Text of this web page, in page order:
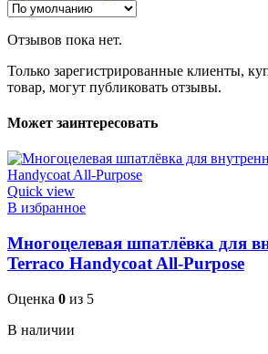
Отзывов пока нет.
Только зарегистрированные клиенты,
товар, могут публиковать отзывы.
Может заинтересовать
Quick view
В избранное
Многоцелевая шпатлёвка для
Terraco Handycoat All-Purpose
Оценка 0 из 5
В наличии